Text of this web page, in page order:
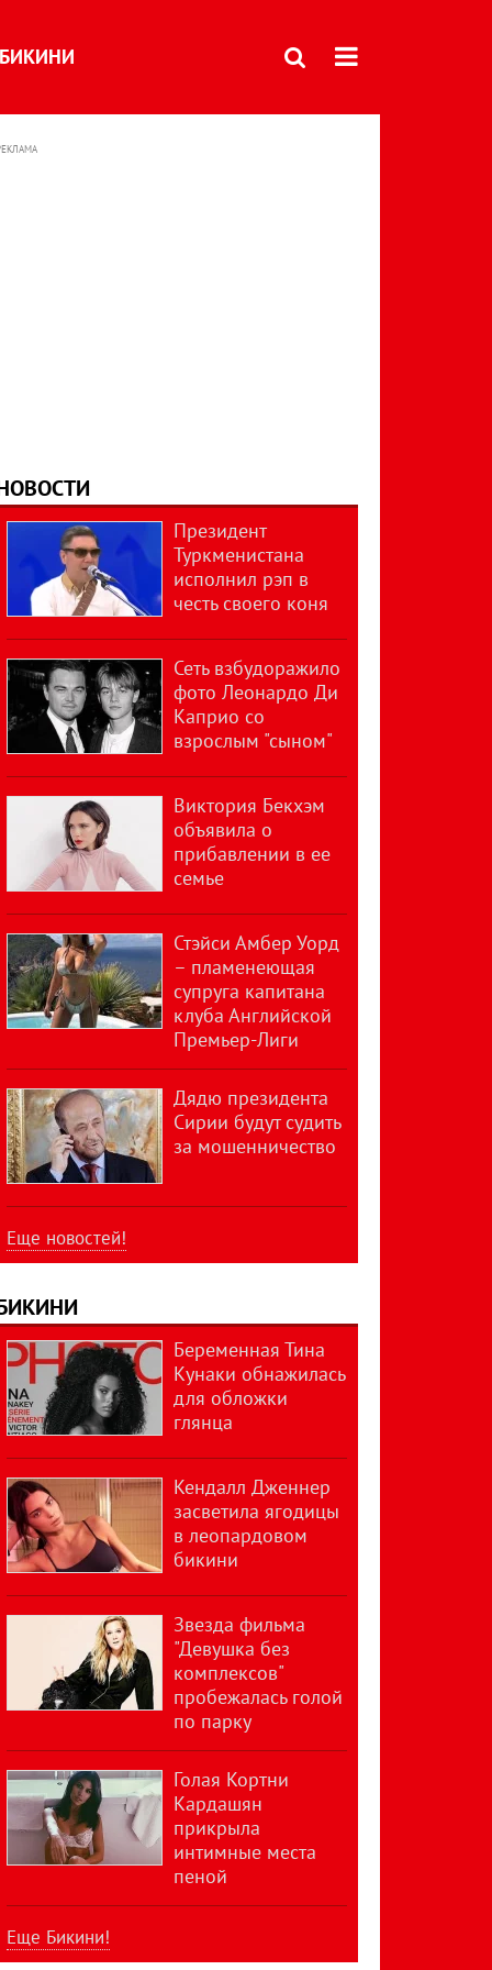
БИКИНИ
Президент
Туркменистана
исполнил рэп в
честь своего коня
Сеть взбудоражило
фото Леонардо Ди
Каприо со
взрослым "сыном"
Виктория Бекхэм
объявила о
прибавлении в ее
семье
Стэйси Амбер Уорд
– пламенеющая
супруга капитана
клуба Английской
Премьер-Лиги
Дядю президента
Сирии будут судить
за мошенничество
Еще новостей!
Беременная Тина
Кунаки обнажилась
для обложки
глянца
Кендалл Дженнер
засветила ягодицы
в леопардовом
бикини
Звезда фильма
"Девушка без
комплексов"
пробежалась голой
по парку
Голая Кортни
Кардашян
прикрыла
интимные места
пеной
Еще Бикини!